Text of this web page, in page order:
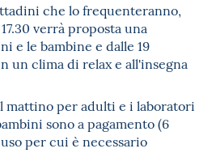
che lo frequenteranno,
verrà proposta una
e le bambine e dalle 19
un clima di relax e all'insegna
mattino per adulti e i laboratori
sono a pagamento (6
per cui è necessario